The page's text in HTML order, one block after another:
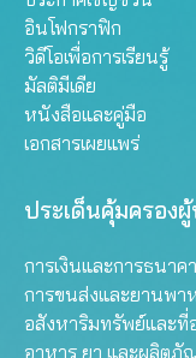
อินโฟกราฟิก
วิดีโอเพื่อการเรียนรู้
มัลติมีเดีย
หนังสือและคู่มือ
เอกสารเผยแพร่
ประเด็นคุ้มครอง
การเงินและการธนาค
การขนส่งและยานพา
อสังหาริมทรัพย์และที่
อาหาร ยา และผลิตภั